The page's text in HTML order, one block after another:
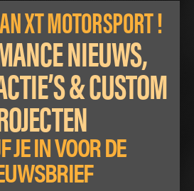
XT MOTORSPORT !
NIEUWS,
& CUSTOM
JE IN VOOR DE